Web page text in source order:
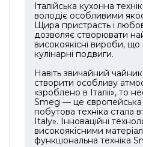
Італійська кухонна
володіє особливими
Щира пристрасть і
дозволяє створювати
високоякісні вироби,
кулінарні подвиги.
Навіть звичайний
створити особливу
«зроблено в Італії», то
Smeg — це європейська
побутова техніка стала
Italy». Інноваційні
високоякісними
функціональна техніка